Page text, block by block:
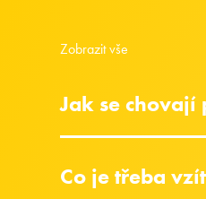
Zobrazit vše
Jak se
Co je třeba